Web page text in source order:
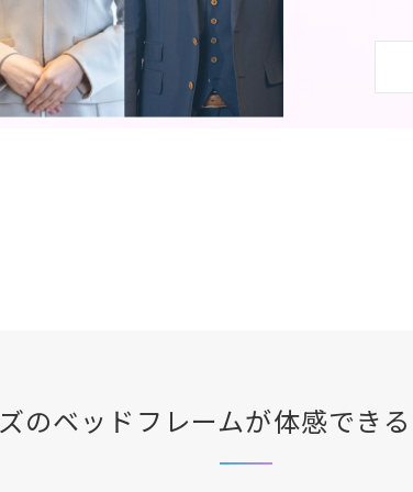
のベッドフレームが体感できる